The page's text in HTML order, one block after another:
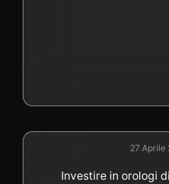
27 Aprile
Investire in orologi